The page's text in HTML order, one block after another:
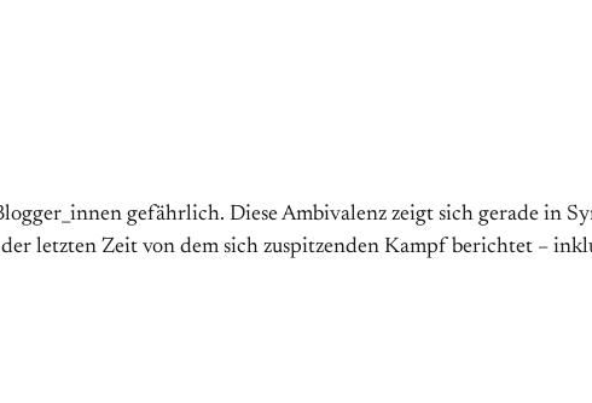
gefährlich. Diese Ambi­valenz zeigt sich gerade in
letzten Zeit von dem sich zuspitzenden Kampf berichtet –